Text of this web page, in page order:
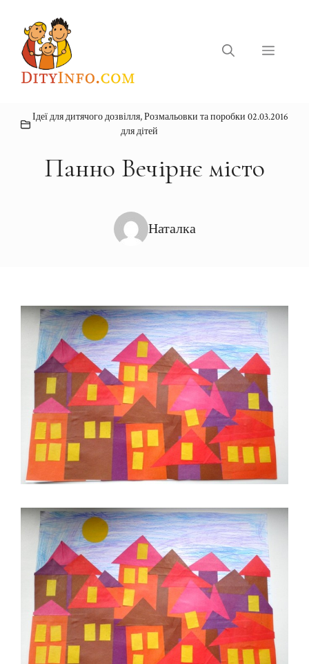
вмісту
Меню
Ідеї для дитячого дозвілля,Розмальовки та поробки
для дітей
02.03.2016
Панно Вечірнє місто
Наталка